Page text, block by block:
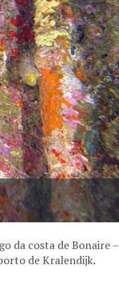
da costa de Bonaire –
de Kralendijk.